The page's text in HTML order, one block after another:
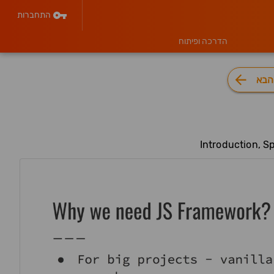
התחברות
הדרכה ופיתוח
Introduction,